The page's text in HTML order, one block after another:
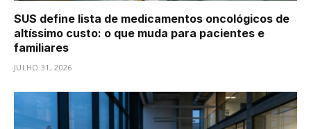
SUS define lista de medicamentos oncológicos de
altíssimo custo: o que muda para pacientes e
familiares
JULHO 31, 2026